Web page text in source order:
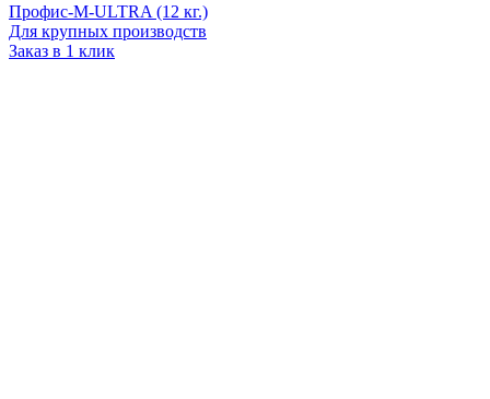
Профис-М-ULTRA (12 кг.)
Для крупных производств
Заказ в 1 клик